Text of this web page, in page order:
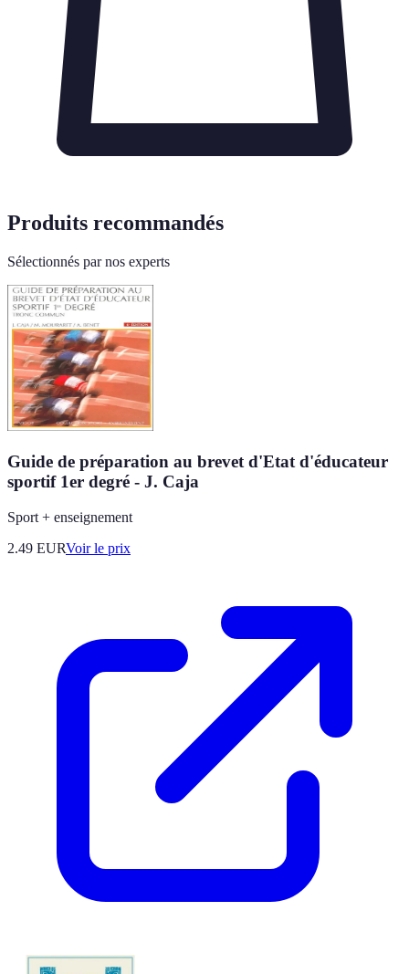
Produits recommandés
Sélectionnés par nos experts
Guide de préparation au brevet d'Etat d'éducateur
sportif 1er degré - J. Caja
Sport + enseignement
2.49 EURVoir le prix